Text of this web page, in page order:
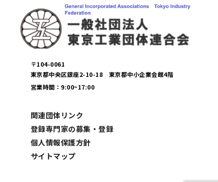
〒104-0061
東京都中央区銀座2-10-18 東京都中小企業会館4階
営業時間：9:00~17:00
関連団体リンク
登録専門家の募集・登録
個人情報保護方針
サイトマップ